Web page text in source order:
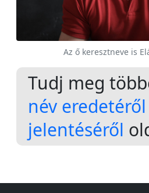
Az ő keresztneve is
Tudj meg
név eredetéről
jelentéséről